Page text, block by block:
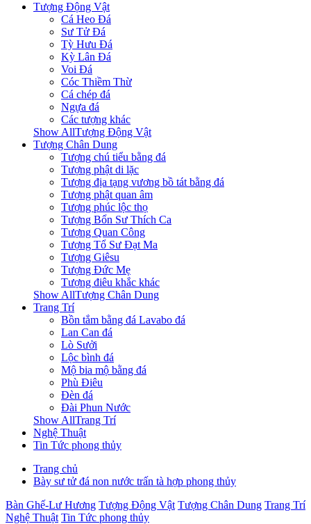
Tượng Động Vật
Cá Heo Đá
Sư Tử Đá
Tỳ Hưu Đá
Kỳ Lân Đá
Voi Đá
Cóc Thiềm Thừ
Cá chép đá
Ngựa đá
Các tượng khác
Show AllTượng Động Vật
Tượng Chân Dung
Tượng chú tiểu bằng đá
Tượng phật di lặc
Tượng địa tạng vương bồ tát bằng đá
Tượng phật quan âm
Tượng phúc lộc thọ
Tượng Bổn Sư Thích Ca
Tượng Quan Công
Tượng Tổ Sư Đạt Ma
Tượng Giêsu
Tượng Đức Mẹ
Tượng điêu khắc khác
Show AllTượng Chân Dung
Trang Trí
Bồn tắm bằng đá Lavabo đá
Lan Can đá
Lò Sưởi
Lộc bình đá
Mộ bia mộ bằng đá
Phù Điêu
Đèn đá
Đài Phun Nước
Show AllTrang Trí
Nghệ Thuật
Tin Tức phong thủy
Trang chủ
Bày sư tử đá non nước trấn tà hợp phong thủy
Bàn Ghế-Lư Hương Tượng Động Vật Tượng Chân Dung Trang Trí
Nghệ Thuật Tin Tức phong thủy